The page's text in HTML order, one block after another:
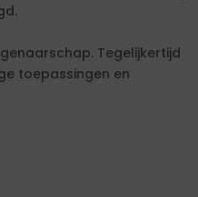
Tegelijkertijd
toepassingen en